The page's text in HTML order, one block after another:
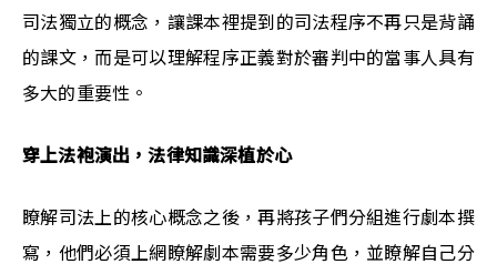
司法獨立的概念，讓課本裡提到的司法程序不再只是背誦
的課文，而是可以理解程序正義對於審判中的當事人具有
多大的重要性。
穿上法袍演出，法律知識深植於心
瞭解司法上的核心概念之後，再將孩子們分組進行劇本撰
寫，他們必須上網瞭解劇本需要多少角色，並瞭解自己分